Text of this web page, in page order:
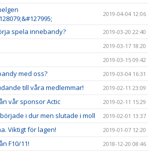
2019-04-04 12:06
spela innebandy? 2019-03-20 22:40
2019-03-17 18:20
2019-03-15 09:42
med oss? 2019-03-04 16:31
till våra medlemmar! 2019-02-11 23:09
vår sponsor Actic 2019-02-11 15:29
i dur men slutade i moll 2019-02-01 13:37
Viktigt för lagen! 2019-01-07 12:20
F10/11! 2018-12-20 08:46